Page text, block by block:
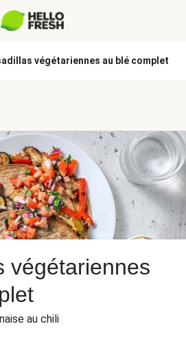
végétariennes au blé complet
végétariennes
au chili